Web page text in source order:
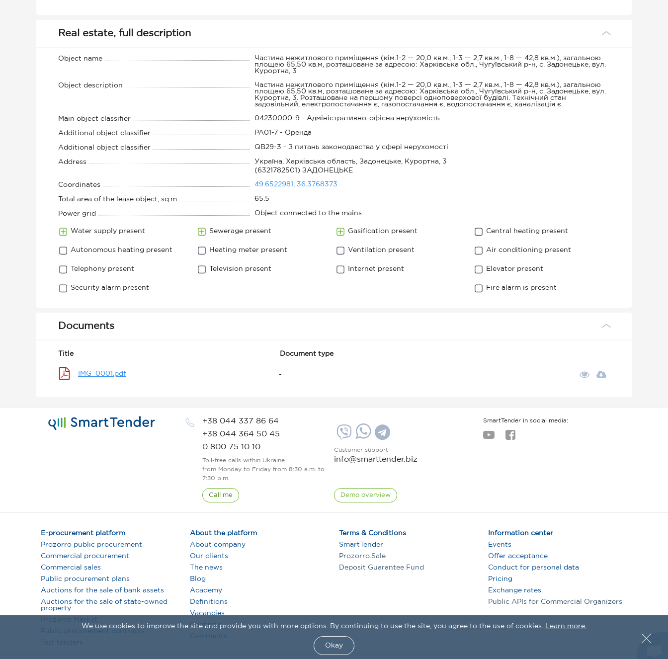
Real estate, full description
Object name
Частина нежитлового приміщення (кім.1-2 — 20,0 кв.м., 1-3 — 2,7 кв.м., 1-8 — 42,8 кв.м.), загальною
площею 65,50 кв.м, розташоване за адресою: Харківська обл., Чугуївський р-н, с. Задонецьке, вул.
Курортна, 3
Object description
Частина нежитлового приміщення (кім.1-2 — 20,0 кв.м., 1-3 — 2,7 кв.м., 1-8 — 42,8 кв.м.), загальною
площею 65,50 кв.м, розташоване за адресою: Харківська обл., Чугуївський р-н, с. Задонецьке, вул.
Курортна, 3. Розташоване на першому поверсі одноповерхової будівлі. Технічний стан
задовільний, електропостачання є, газопостачання є, водопостачання є, каналізація є.
Main object classifier 04230000-9 - Адміністративно-офісна нерухомість
Additional object classifier PA01-7 - Оренда
Additional object classifier QB29-3 - З питань законодавства у сфері нерухомості
Address
Україна, Харківська область, Задонецьке, Курортна, 3
(6321782501) ЗАДОНЕЦЬКЕ
Coordinates 49.6522981, 36.3768373
Total area of the lease object, sq.m. 65.5
Power grid Object connected to the mains
Water supply present Sewerage present Gasification present Central heating present
Autonomous heating present Heating meter present Ventilation present Air conditioning present
Telephony present Television present Internet present Elevator present
Security alarm present Fire alarm is present
Documents
Title Document type
IMG_0001.pdf -
We use cookies to improve the site and provide you with more options. By continuing to use the site, you agree to the use of cookies. Learn more.
Okay
+38 044 337 86 64
+38 044 364 50 45
0 800 75 10 10
Toll-free calls within Ukraine
from Monday to Friday from 8:30 a.m. to
7:30 p.m.
Call me
Customer support
info@smarttender.biz
Demo overview
SmartTender in social media:
E-procurement platform
Prozorro public procurement
Commercial procurement
Commercial sales
Public procurement plans
Auctions for the sale of bank assets
Auctions for the sale of state-owned
property
Prozorro Market
Public procurement contracts
Test tenders
About the platform
About company
Our clients
The news
Blog
Academy
Definitions
Vacancies
Contacts
Comments
Terms & Conditions
SmartTender
Prozorro.Sale
Deposit Guarantee Fund
Information center
Events
Offer acceptance
Conduct for personal data
Pricing
Exchange rates
Public APIs for Commercial Organizers